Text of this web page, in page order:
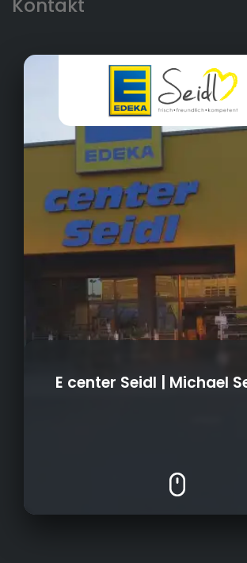
E center Seidl | Michael